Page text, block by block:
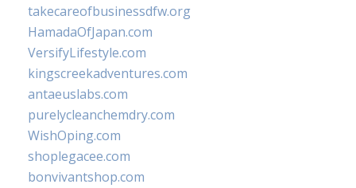
takecareofbusinessdfw.org
HamadaOfJapan.com
VersifyLifestyle.com
kingscreekadventures.com
antaeuslabs.com
purelycleanchemdry.com
WishOping.com
shoplegacee.com
bonvivantshop.com